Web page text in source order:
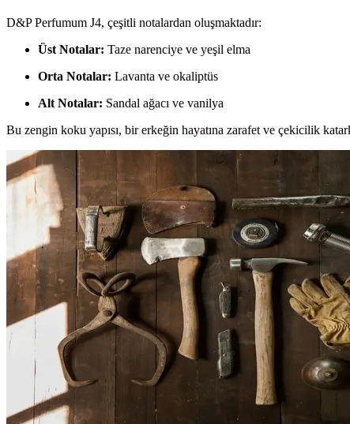
D&P Perfumum J4, çeşitli notalardan oluşmaktadır:
Üst Notalar: Taze narenciye ve yeşil elma
Orta Notalar: Lavanta ve okaliptüs
Alt Notalar: Sandal ağacı ve vanilya
Bu zengin koku yapısı, bir erkeğin hayatına zarafet ve çekicilik